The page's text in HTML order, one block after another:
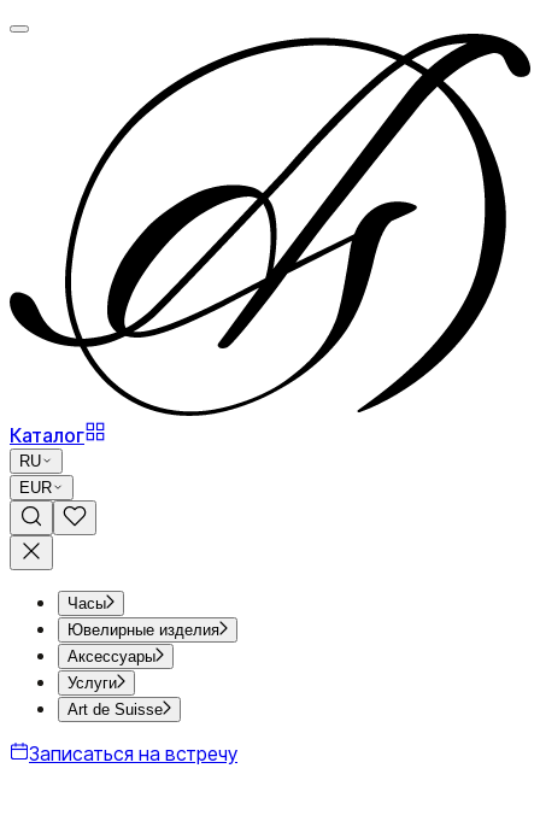
Каталог
RU
EUR
Часы
Ювелирные изделия
Аксессуары
Услуги
Art de Suisse
Записаться на встречу